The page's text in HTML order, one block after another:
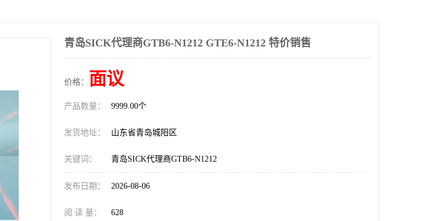
青岛SICK代理商GTB6-N1212 GTE6-N1212 特价销售
价格： 面议
产品数量： 9999.00个
发货地址： 山东省青岛城阳区
关键词： 青岛SICK代理商GTB6-N1212
发布日期： 2026-08-06
阅 读 量： 628